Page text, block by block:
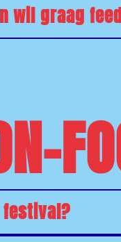
wil graag
festival?